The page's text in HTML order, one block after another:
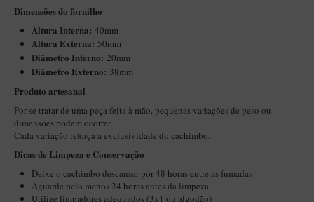
Elite Longo
Barolo
CACHIMBOS ARTESANAIS DE BRIAR ITALIANO
Maestro – Briar Italiano
Churchwarden – Briar Italiano
Jateado
Maestro Compacto – Briar Italiano
MONTE SEU KIT/INICIANTES
Blends Para Cachimbo
Dimensões do fornilho
Altura Interna: 40mm
Altura Externa: 50mm
Diâmetro Interno: 20mm
Diâmetro Externo: 38mm
Produto artesanal
Por se tratar de uma peça feita à mão, pequenas variações de peso ou
dimensões podem ocorrer.
Cada variação reforça a exclusividade do cachimbo.
Dicas de Limpeza e Conservação
Deixe o cachimbo descansar por 48 horas entre as fumadas
Aguarde pelo menos 24 horas antes da limpeza
Utilize limpadores adequados (3x1 ou algodão)